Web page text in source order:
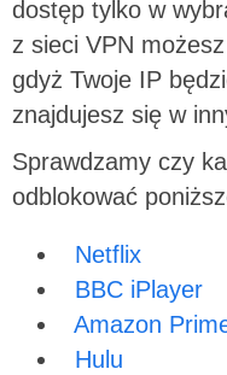
dostęp tylko w
z sieci VPN
gdyż Twoje IP
znajdujesz się w
Sprawdzamy czy
odblokować
Netflix
BBC iPlayer
Amazon
Hulu